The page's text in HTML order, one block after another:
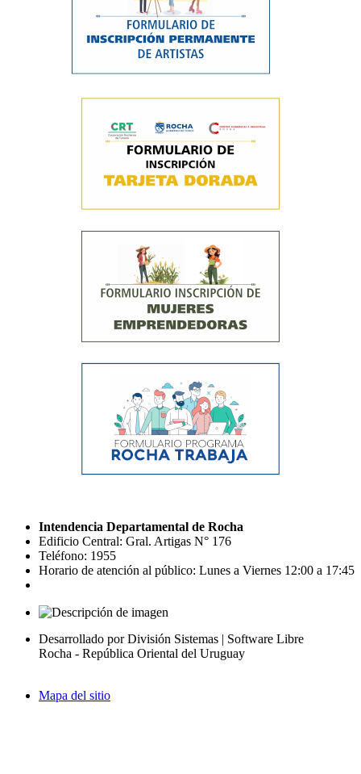
Intendencia Departamental de Rocha
Edificio Central: Gral. Artigas N° 176
Teléfono: 1955
Horario de atención al público: Lunes a Viernes 12:00 a 17:45
Desarrollado por División Sistemas | Software Libre
Rocha - República Oriental del Uruguay
Mapa del sitio